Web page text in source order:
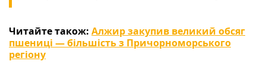
Читайте також: Алжир закупив великий обсяг
пшениці — більшість з Причорноморського
регіону